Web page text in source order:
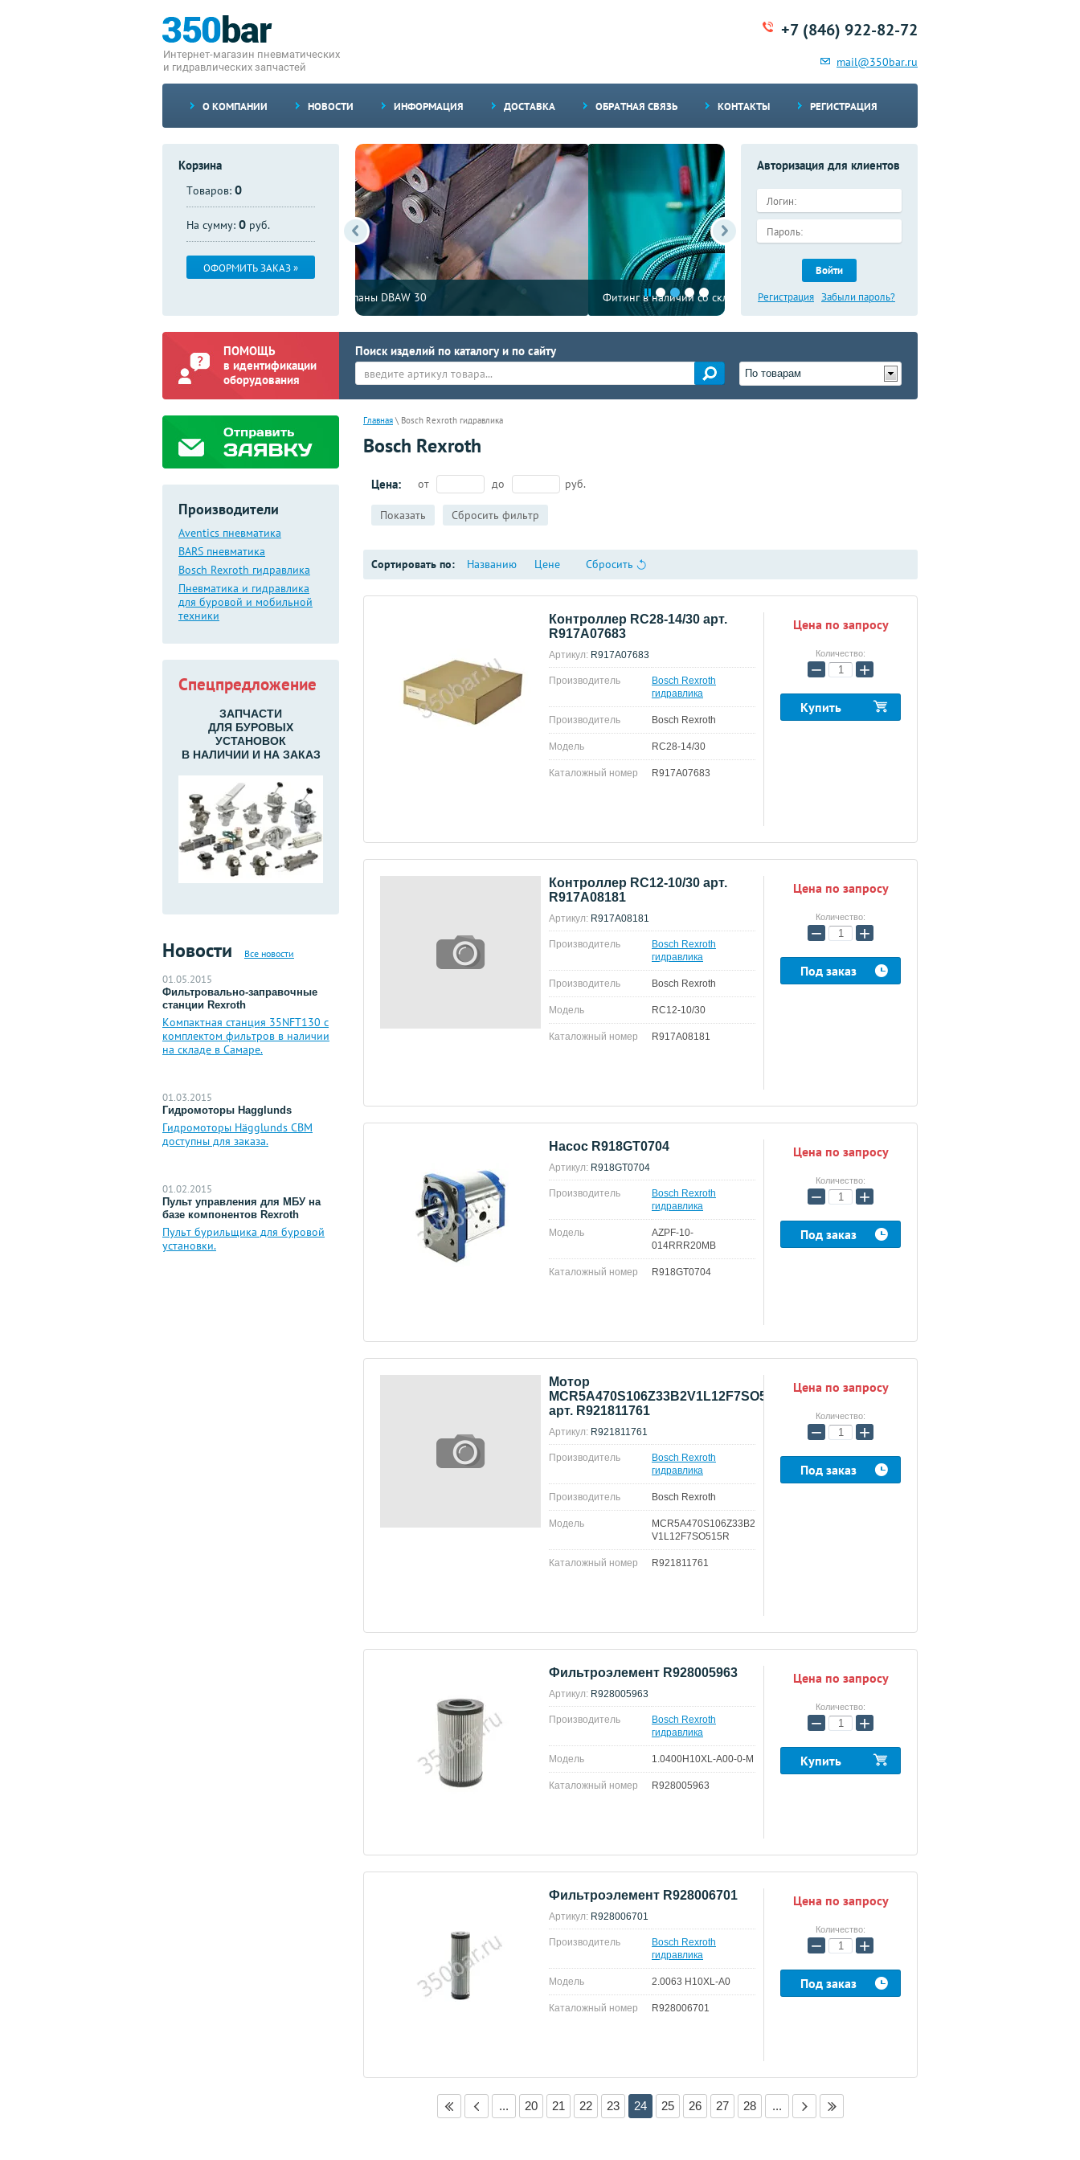
Интернет-магазин пневматических
и гидравлических запчастей
+7 (846) 922-82-72
mail@350bar.ru
О КОМПАНИИ НОВОСТИ ИНФОРМАЦИЯ ДОСТАВКА ОБРАТНАЯ СВЯЗЬ КОНТАКТЫ РЕГИСТРАЦИЯ
Корзина
Товаров: 0
На сумму: 0 руб.
ОФОРМИТЬ ЗАКАЗ »
Фитинг в наличии со склада
Имеются в наличии запасные части для
дорожно-строительной техники
Авторизация для клиентов
Войти
Регистрация Забыли пароль?
ПОМОЩЬ
в идентификации
оборудования
Поиск изделий по каталогу и по сайту
По товарам
Производители
Aventics пневматика
BARS пневматика
Bosch Rexroth гидравлика
Пневматика и гидравлика
для буровой и мобильной
техники
Спецпредложение
ЗАПЧАСТИ
ДЛЯ БУРОВЫХ
УСТАНОВОК
В НАЛИЧИИ И НА ЗАКАЗ
Новости Все новости
01.05.2015
Фильтровально-заправочные
станции Rexroth
Компактная станция 35NFT130 с
комплектом фильтров в наличии
на складе в Самаре.
01.03.2015
Гидромоторы Hagglunds
Гидромоторы Hägglunds CBM
доступны для заказа.
01.02.2015
Пульт управления для МБУ на
базе компонентов Rexroth
Пульт бурильщика для буровой
установки.
Главная\ Bosch Rexroth гидравлика
Bosch Rexroth
Цена: от до руб.
Показать Сбросить фильтр
Сортировать по: Названию Цене Сбросить
Цена по запросу
Количество:
− +
Купить
Контроллер RC28-14/30 арт.
R917A07683
Артикул: R917A07683
Производитель
Bosch Rexroth
гидравлика
Производитель Bosch Rexroth
Модель RC28-14/30
Каталожный номер R917A07683
Цена по запросу
Количество:
− +
Под заказ
Контроллер RC12-10/30 арт.
R917A08181
Артикул: R917A08181
Производитель
Bosch Rexroth
гидравлика
Производитель Bosch Rexroth
Модель RC12-10/30
Каталожный номер R917A08181
Цена по запросу
Количество:
− +
Под заказ
Насос R918GT0704
Артикул: R918GT0704
Производитель
Bosch Rexroth
гидравлика
Модель
AZPF-10-
014RRR20MB
Каталожный номер R918GT0704
Цена по запросу
Количество:
− +
Под заказ
Мотор
MCR5A470S106Z33B2V1L12F7SO515R
арт. R921811761
Артикул: R921811761
Производитель
Bosch Rexroth
гидравлика
Производитель Bosch Rexroth
Модель
MCR5A470S106Z33B2
V1L12F7SO515R
Каталожный номер R921811761
Цена по запросу
Количество:
− +
Купить
Фильтроэлемент R928005963
Артикул: R928005963
Производитель
Bosch Rexroth
гидравлика
Модель 1.0400H10XL-A00-0-M
Каталожный номер R928005963
Цена по запросу
Количество:
− +
Под заказ
Фильтроэлемент R928006701
Артикул: R928006701
Производитель
Bosch Rexroth
гидравлика
Модель 2.0063 H10XL-A0
Каталожный номер R928006701
... 20 21 22 23 24 25 26 27 28 ...